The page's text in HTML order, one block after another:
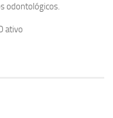
odontológicos.
ativo